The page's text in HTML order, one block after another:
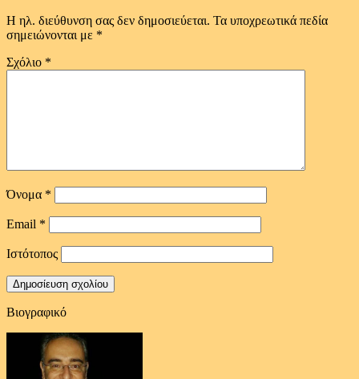
Η ηλ. διεύθυνση σας δεν δημοσιεύεται. Τα υποχρεωτικά πεδία
σημειώνονται με *
Σχόλιο *
Όνομα *
Email *
Ιστότοπος
Βιογραφικό